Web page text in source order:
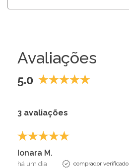
Avaliações
5.0
3 avaliações
Ionara M.
há um dia comprador verificado